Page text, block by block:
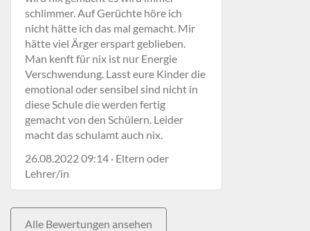
schlimmer. Auf Gerüchte höre ich
nicht hätte ich das mal gemacht. Mir
hätte viel Ärger erspart geblieben.
Man kenft für nix ist nur Energie
Verschwendung. Lasst eure Kinder die
emotional oder sensibel sind nicht in
diese Schule die werden fertig
gemacht von den Schülern. Leider
macht das schulamt auch nix.
26.08.2022 09:14 · Eltern oder
Lehrer/in
Alle Bewertungen ansehen